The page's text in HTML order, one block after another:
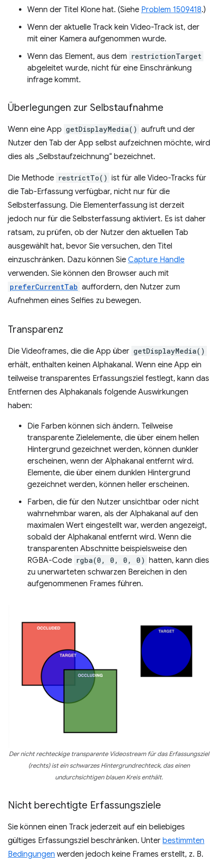
Wenn der Titel Klone hat. (Siehe Problem 1509418.)
Wenn der aktuelle Track kein Video-Track ist, der
mit einer Kamera aufgenommen wurde.
Wenn das Element, aus dem restrictionTarget
abgeleitet wurde, nicht für eine Einschränkung
infrage kommt.
Überlegungen zur Selbstaufnahme
Wenn eine App getDisplayMedia() aufruft und der
Nutzer den Tab der App selbst aufzeichnen möchte, wird
dies als „Selbstaufzeichnung“ bezeichnet.
Die Methode restrictTo() ist für alle Video-Tracks für
die Tab-Erfassung verfügbar, nicht nur für die
Selbsterfassung. Die Elementerfassung ist derzeit
jedoch nur für die Selbsterfassung aktiviert. Es ist daher
ratsam, zu prüfen, ob der Nutzer den aktuellen Tab
ausgewählt hat, bevor Sie versuchen, den Titel
einzuschränken. Dazu können Sie Capture Handle
verwenden. Sie können den Browser auch mit
preferCurrentTab auffordern, den Nutzer zum
Aufnehmen eines Selfies zu bewegen.
Transparenz
Die Videoframes, die die App über getDisplayMedia()
erhält, enthalten keinen Alphakanal. Wenn eine App ein
teilweise transparentes Erfassungsziel festlegt, kann das
Entfernen des Alphakanals folgende Auswirkungen
haben:
Die Farben können sich ändern. Teilweise
transparente Zielelemente, die über einem hellen
Hintergrund gezeichnet werden, können dunkler
erscheinen, wenn der Alphakanal entfernt wird.
Elemente, die über einem dunklen Hintergrund
gezeichnet werden, können heller erscheinen.
Farben, die für den Nutzer unsichtbar oder nicht
wahrnehmbar waren, als der Alphakanal auf den
maximalen Wert eingestellt war, werden angezeigt,
sobald der Alphakanal entfernt wird. Wenn die
transparenten Abschnitte beispielsweise den
RGBA-Code rgba(0, 0, 0, 0) hatten, kann dies
zu unerwarteten schwarzen Bereichen in den
aufgenommenen Frames führen.
Der nicht rechteckige transparente Videostream für das Erfassungsziel
(rechts) ist ein schwarzes Hintergrundrechteck, das einen
undurchsichtigen blauen Kreis enthält.
Nicht berechtigte Erfassungsziele
Sie können einen Track jederzeit auf ein beliebiges
gültiges Erfassungsziel beschränken. Unter bestimmten
Bedingungen werden jedoch keine Frames erstellt, z. B.